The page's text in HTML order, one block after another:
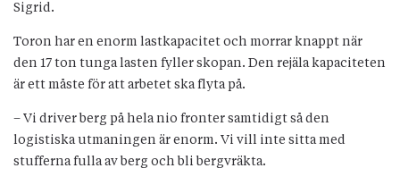
Sigrid.
Toron har en enorm lastkapacitet och morrar knappt när
den 17 ton tunga lasten fyller skopan. Den rejäla kapaciteten
är ett måste för att arbetet ska flyta på.
– Vi driver berg på hela nio fronter samtidigt så den
logistiska utmaningen är enorm. Vi vill inte sitta med
stufferna fulla av berg och bli bergvräkta.